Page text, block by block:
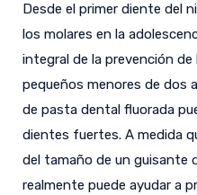
Desde el primer diente del
los molares en la
integral de la prevención
pequeños menores de dos
de pasta dental fluorada
dientes fuertes. A medida
del tamaño de un guisante
realmente puede ayudar a